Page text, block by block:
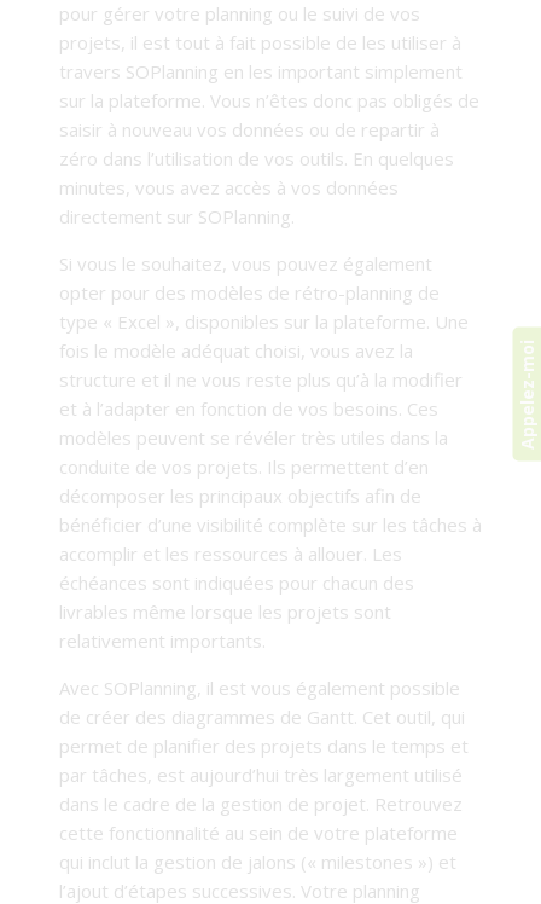
pour gérer votre planning ou le suivi de vos
projets, il est tout à fait possible de les utiliser à
travers SOPlanning en les important simplement
sur la plateforme. Vous n’êtes donc pas obligés de
saisir à nouveau vos données ou de repartir à
zéro dans l’utilisation de vos outils. En quelques
minutes, vous avez accès à vos données
directement sur SOPlanning.
Si vous le souhaitez, vous pouvez également
opter pour des modèles de rétro-planning de
type « Excel », disponibles sur la plateforme. Une
fois le modèle adéquat choisi, vous avez la
structure et il ne vous reste plus qu’à la modifier
et à l’adapter en fonction de vos besoins. Ces
modèles peuvent se révéler très utiles dans la
conduite de vos projets. Ils permettent d’en
décomposer les principaux objectifs afin de
bénéficier d’une visibilité complète sur les tâches à
accomplir et les ressources à allouer. Les
échéances sont indiquées pour chacun des
livrables même lorsque les projets sont
relativement importants.
Avec SOPlanning, il est vous également possible
de créer des diagrammes de Gantt. Cet outil, qui
permet de planifier des projets dans le temps et
par tâches, est aujourd’hui très largement utilisé
dans le cadre de la gestion de projet. Retrouvez
cette fonctionnalité au sein de votre plateforme
qui inclut la gestion de jalons (« milestones ») et
l’ajout d’étapes successives. Votre planning
Appelez-moi